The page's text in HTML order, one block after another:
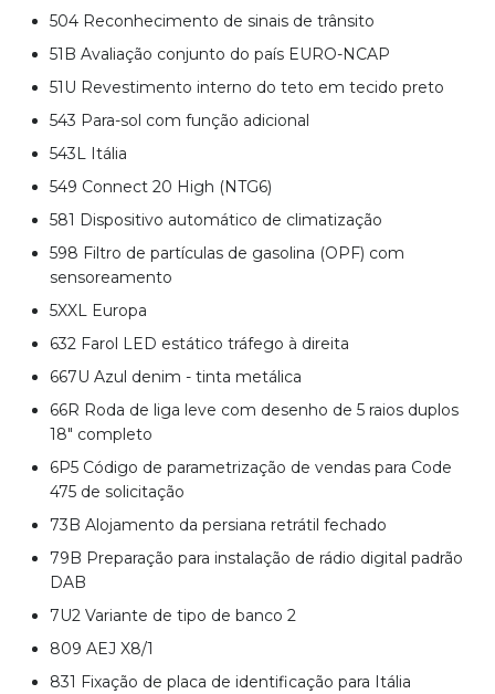
504 Reconhecimento de sinais de trânsito
51B Avaliação conjunto do país EURO-NCAP
51U Revestimento interno do teto em tecido preto
543 Para-sol com função adicional
543L Itália
549 Connect 20 High (NTG6)
581 Dispositivo automático de climatização
598 Filtro de partículas de gasolina (OPF) com
sensoreamento
5XXL Europa
632 Farol LED estático tráfego à direita
667U Azul denim - tinta metálica
66R Roda de liga leve com desenho de 5 raios duplos
18" completo
6P5 Código de parametrização de vendas para Code
475 de solicitação
73B Alojamento da persiana retrátil fechado
79B Preparação para instalação de rádio digital padrão
DAB
7U2 Variante de tipo de banco 2
809 AEJ X8/1
831 Fixação de placa de identificação para Itália